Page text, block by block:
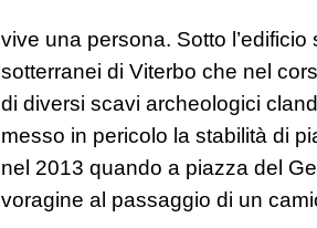
vive una persona. Sotto
sotterranei di Viterbo che nel
di diversi scavi archeologici
messo in pericolo la stabilità di
nel 2013 quando a piazza del
voragine al passaggio di un